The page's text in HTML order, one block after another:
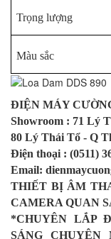
Trọng lượng
Màu sắc
ĐIỆN MÁY
Showroom : 71 Lý
80 Lý Thái Tổ - Q
Điện thoại : (0511)
Email:
THIẾT BỊ ÂM
CAMERA QUAN
*CHUYÊN LẮP
SÁNG